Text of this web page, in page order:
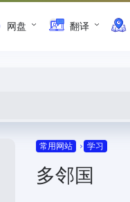
网盘 翻译
常用网站 学习
多邻国